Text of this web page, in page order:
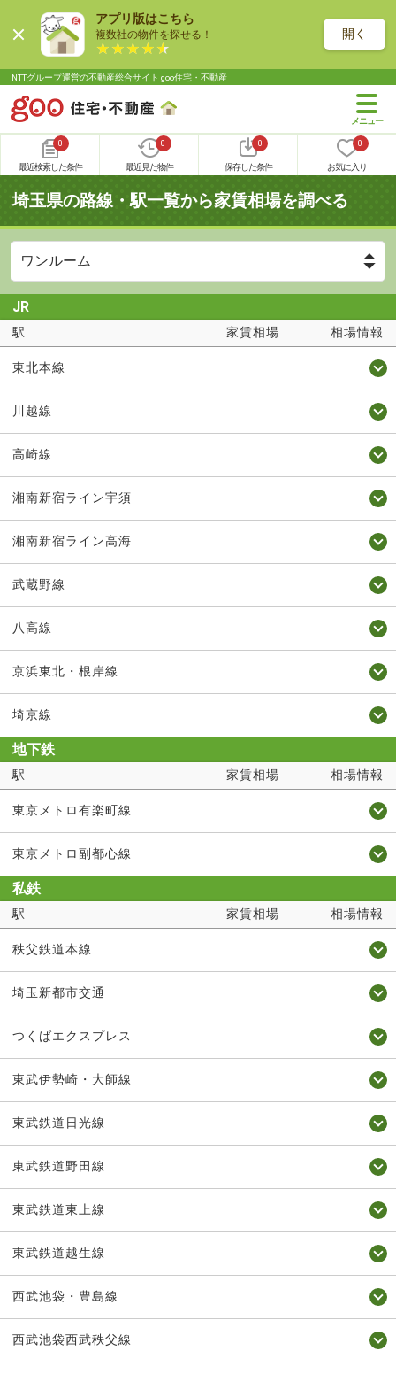
アプリ版はこちら
複数社の物件を探せる！ 開く
NTTグループ運営の不動産総合サイト goo住宅・不動産
0
最近検索した条件
0
最近見た物件
0
保存した条件
0
お気に入り
埼玉県の路線・駅一覧から家賃相場を調べる
JR
駅 家賃相場 相場情報
東北本線
川越線
高崎線
湘南新宿ライン宇須
湘南新宿ライン高海
武蔵野線
八高線
京浜東北・根岸線
埼京線
地下鉄
駅 家賃相場 相場情報
東京メトロ有楽町線
東京メトロ副都心線
私鉄
駅 家賃相場 相場情報
秩父鉄道本線
埼玉新都市交通
つくばエクスプレス
東武伊勢崎・大師線
東武鉄道日光線
東武鉄道野田線
東武鉄道東上線
東武鉄道越生線
西武池袋・豊島線
西武池袋西武秩父線